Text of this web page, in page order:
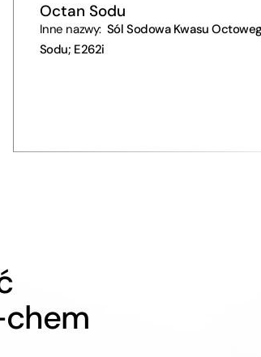
Octan Sodu
Inne nazwy: Sól Sodowa Kwasu
Sodu; E262i